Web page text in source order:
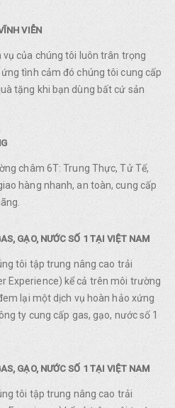
VIỄN
vụ của chúng tôi luôn trân trọng
tình cảm đó chúng tôi cung cấp
tặng khi bạn dùng bất cứ sản
châm 6T: Trung Thực, Tử Tế,
hàng nhanh, an toàn, cung cấp
GẠO, NƯỚC SỐ 1 TẠI VIỆT NAM
tôi tập trung nâng cao trải
Experience) kể cả trên môi trường
lại một dịch vụ hoàn hảo xứng
ty cung cấp gas, gạo, nước số 1
GẠO, NƯỚC SỐ 1 TẠI VIỆT NAM
tôi tập trung nâng cao trải